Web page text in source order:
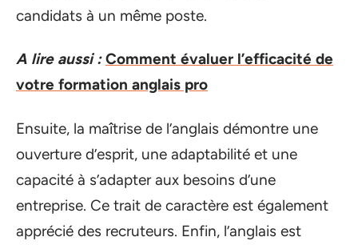
candidats à un même poste.
A lire aussi : Comment évaluer l’efficacité de
votre formation anglais pro
Ensuite, la maîtrise de l’anglais démontre une
ouverture d’esprit, une adaptabilité et une
capacité à s’adapter aux besoins d’une
entreprise. Ce trait de caractère est également
apprécié des recruteurs. Enfin, l’anglais est